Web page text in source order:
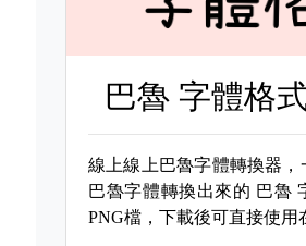
巴魯 字體格
線上線上巴魯字體轉換器，
巴魯字體轉換出來的 巴魯
PNG檔，下載後可直接使用